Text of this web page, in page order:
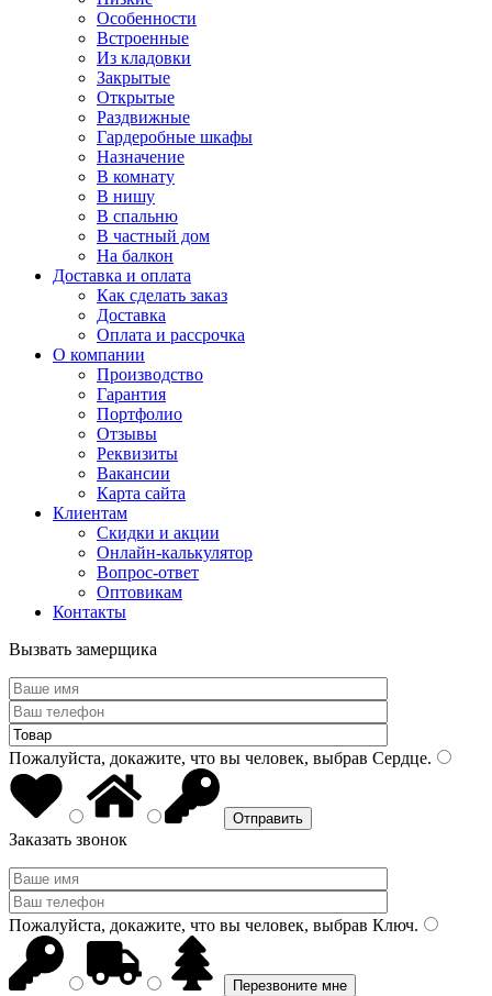
Особенности
Встроенные
Из кладовки
Закрытые
Открытые
Раздвижные
Гардеробные шкафы
Назначение
В комнату
В нишу
В спальню
В частный дом
На балкон
Доставка и оплата
Как сделать заказ
Доставка
Оплата и рассрочка
О компании
Производство
Гарантия
Портфолио
Отзывы
Реквизиты
Вакансии
Карта сайта
Клиентам
Скидки и акции
Онлайн-калькулятор
Вопрос-ответ
Оптовикам
Контакты
Вызвать замерщика
Пожалуйста, докажите, что вы человек, выбрав Сердце.
Заказать звонок
Пожалуйста, докажите, что вы человек, выбрав Ключ.